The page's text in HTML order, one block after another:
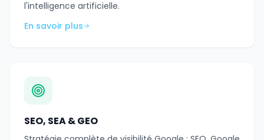
l'intelligence artificielle.
En savoir plus
SEO, SEA & GEO